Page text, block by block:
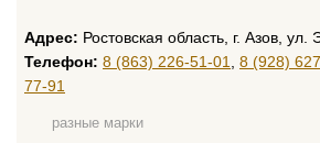
Адрес: Ростовская область, г. Азов, ул.
Телефон: 8 (863) 226-51-01 8 (928)
77-91
разные марки